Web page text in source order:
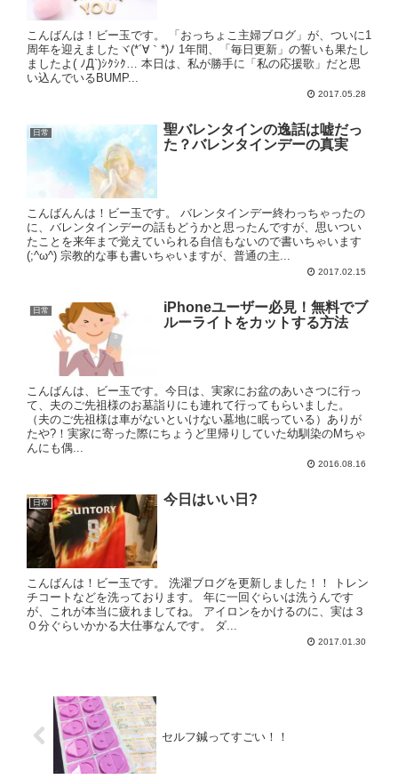
こんばんは！ビー玉です。 「おっちょこ主婦ブログ」が、ついに1
周年を迎えましたヾ(*´∀｀*)ﾉ 1年間、「毎日更新」の誓いも果たし
ましたよ( ﾉД`)ｼｸｼｸ… 本日は、私が勝手に「私の応援歌」だと思
い込んでいるBUMP...
2017.05.28
日常
聖バレンタインの逸話は嘘だっ
た？バレンタインデーの真実
こんばんんは！ビー玉です。 バレンタインデー終わっちゃったの
に、バレンタインデーの話もどうかと思ったんですが、思いつい
たことを来年まで覚えていられる自信もないので書いちゃいます
(;^ω^) 宗教的な事も書いちゃいますが、普通の主...
2017.02.15
日常
iPhoneユーザー必見！無料でブ
ルーライトをカットする方法
こんばんは、ビー玉です。今日は、実家にお盆のあいさつに行っ
て、夫のご先祖様のお墓詣りにも連れて行ってもらいました。
（夫のご先祖様は車がないといけない墓地に眠っている）ありが
たや?！実家に寄った際にちょうど里帰りしていた幼馴染のMちゃ
んにも偶...
2016.08.16
日常 今日はいい日?
こんばんは！ビー玉です。 洗濯ブログを更新しました！！ トレン
チコートなどを洗っております。 年に一回ぐらいは洗うんです
が、これが本当に疲れましてね。 アイロンをかけるのに、実は３
０分ぐらいかかる大仕事なんです。 ダ...
2017.01.30
セルフ鍼ってすごい！！